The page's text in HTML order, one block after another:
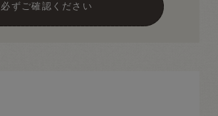
ずご確認ください